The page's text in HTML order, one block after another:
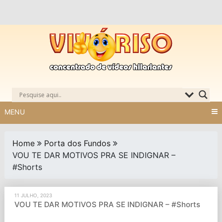
MENU
Home
Porta dos Fundos
VOU TE DAR MOTIVOS PRA SE INDIGNAR –
#Shorts
11 JULHO, 2023
VOU TE DAR MOTIVOS PRA SE INDIGNAR – #Shorts